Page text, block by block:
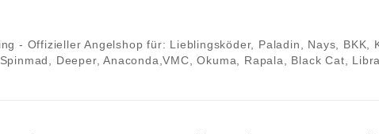
- Offizieller Angelshop für: Lieblingsköder, Paladin, Nays, BKK,
Deeper, Anaconda,VMC, Okuma, Rapala, Black Cat,